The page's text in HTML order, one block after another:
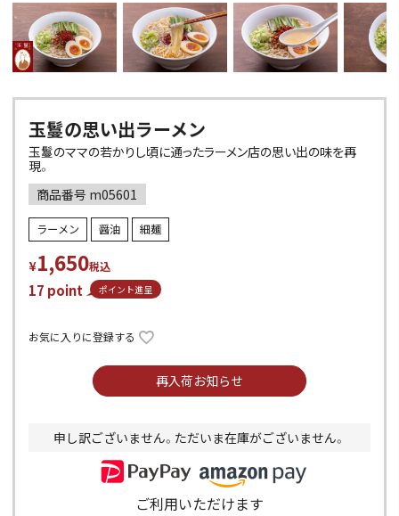
玉鬘の思い出ラーメン
玉鬘のママの若かりし頃に通ったラーメン店の思い出の味を再
現。
商品番号 m05601
ラーメン 醤油 細麺
¥1,650税込
17 point ポイント進呈
お気に入りに登録する
再入荷お知らせ
申し訳ございません。ただいま在庫がございません。
ご利用いただけます